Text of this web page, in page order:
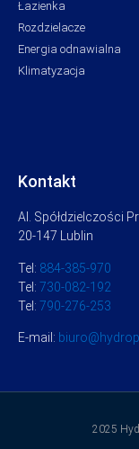
Łazienka
Rozdzielacze
Energia odnawialna
Klimatyzacja
Kontakt
Al. Spółdzielczości
20-147 Lublin
Tel: 884-385-970
Tel: 730-082-192
Tel: 790-276-253
E-mail:
2025